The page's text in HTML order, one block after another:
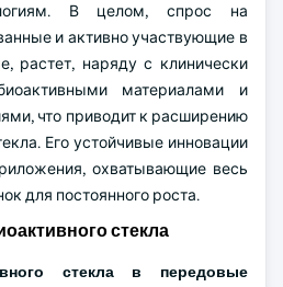
В целом, спрос на
и активно участвующие в
растет, наряду с клинически
материалами и
что приводит к расширению
Его устойчивые инновации
охватывающие весь
для постоянного роста.
стекла
стекла в передовые